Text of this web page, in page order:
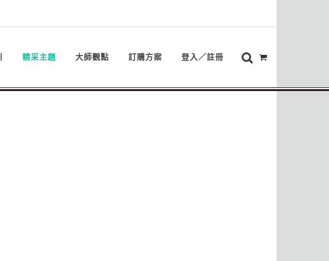
精采主題 大師觀點 訂購方案 登入／註冊